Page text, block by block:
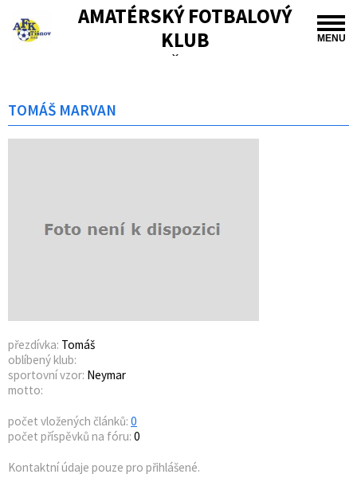
MENU
AMATÉRSKÝ FOTBALOVÝ
KLUB
TIŠNOV
TOMÁŠ MARVAN
přezdívka: Tomáš
oblíbený klub:
sportovní vzor: Neymar
motto:
počet vložených článků: 0
počet příspěvků na fóru: 0
Kontaktní údaje pouze pro přihlášené.